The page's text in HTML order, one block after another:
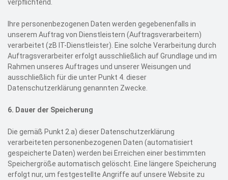
verpflichtend.
Ihre personenbezogenen Daten werden gegebenenfalls in
unserem Auftrag von Dienstleistern (Auftragsverarbeitern)
verarbeitet (zB IT-Dienstleister). Eine solche Verarbeitung durch
Auftragsverarbeiter erfolgt ausschließlich auf Grundlage und im
Rahmen unseres Auftrages und unserer Weisungen und
ausschließlich für die unter Punkt 4. dieser
Datenschutzerklärung genannten Zwecke.
6. Dauer der Speicherung
Die gemäß Punkt 2.a) dieser Datenschutzerklärung
verarbeiteten personenbezogenen Daten (automatisiert
gespeicherte Daten) werden bei Erreichen einer bestimmten
Speichergröße automatisch gelöscht. Eine längere Speicherung
erfolgt nur, um festgestellte Angriffe auf unsere Website zu